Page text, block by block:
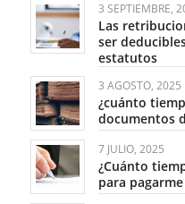
3 SEPTIEMBRE,
Las
ser
estatutos
3 AGOSTO, 2025
¿cuánto
documentos
7 JULIO, 2025
¿Cuánto
para